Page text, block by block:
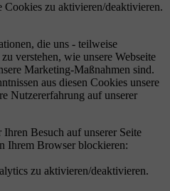
zu aktivieren/deaktivieren.
die uns - teilweise
verstehen, wie unsere Webseite
Marketing-Maßnahmen sind.
aus diesen Cookies unsere
Nutzererfahrung auf unserer
Besuch auf unserer Seite
Ihrem Browser blockieren:
zu aktivieren/deaktivieren.